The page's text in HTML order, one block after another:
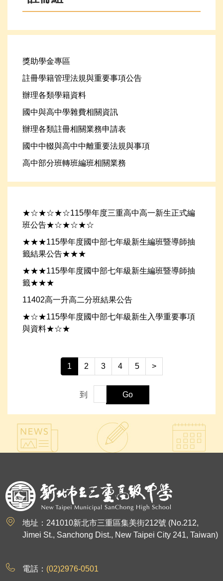
學校組織
高中升學資訊
獎助學金專區
註冊學籍管理法規與重要事項公告
辦理各類學籍資料
國中與高中學雜費相關資訊
辦理各類註冊相關業務申請表
國中中輟與高中中離重要法規與事項
高中部分班轉班編班相關業務
★☆★☆★☆115學年度三重高中高一新生正式編
班公告★☆★☆★☆
★★★115學年度國中部七年級新生編班暨導師抽
籤結果公告★★★
★★★115學年度國中部七年級新生編班暨導師抽
籤★★★
11402高一升高二分班結果公告
★☆★115學年度國中部七年級新生入學重要事項
與資料★☆★
1 2 3 4 5 >
到 Go
地址：241010新北市三重區集美街212號 (No.212,
Jimei St., Sanchong Dist., New Taipei City 241, Taiwan)
電話： (02)2976-0501